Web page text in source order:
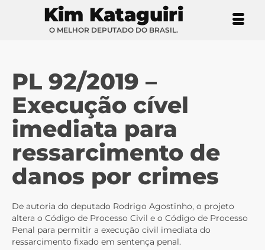
Kim Kataguiri
O MELHOR DEPUTADO DO BRASIL.
PL 92/2019 –
Execução cível
imediata para
ressarcimento de
danos por crimes
De autoria do deputado Rodrigo Agostinho, o projeto
altera o Código de Processo Civil e o Código de Processo
Penal para permitir a execução civil imediata do
ressarcimento fixado em sentença penal.